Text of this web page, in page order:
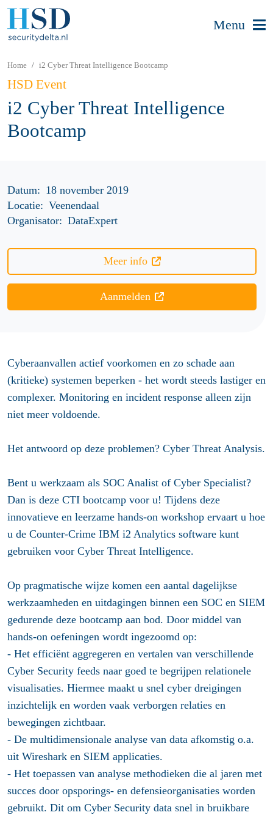
Menu
Home i2 Cyber Threat Intelligence Bootcamp
HSD Event
i2 Cyber Threat Intelligence
Bootcamp
Datum: 18 november 2019
Locatie: Veenendaal
Organisator: DataExpert
Meer info
Aanmelden
Cyberaanvallen actief voorkomen en zo schade aan
(kritieke) systemen beperken - het wordt steeds lastiger en
complexer. Monitoring en incident response alleen zijn
niet meer voldoende.
Het antwoord op deze problemen? Cyber Threat Analysis.
Bent u werkzaam als SOC Analist of Cyber Specialist?
Dan is deze CTI bootcamp voor u! Tijdens deze
innovatieve en leerzame hands-on workshop ervaart u hoe
u de Counter-Crime IBM i2 Analytics software kunt
gebruiken voor Cyber Threat Intelligence.
Op pragmatische wijze komen een aantal dagelijkse
werkzaamheden en uitdagingen binnen een SOC en SIEM
gedurende deze bootcamp aan bod. Door middel van
hands-on oefeningen wordt ingezoomd op:
- Het efficiënt aggregeren en vertalen van verschillende
Cyber Security feeds naar goed te begrijpen relationele
visualisaties. Hiermee maakt u snel cyber dreigingen
inzichtelijk en worden vaak verborgen relaties en
bewegingen zichtbaar.
- De multidimensionale analyse van data afkomstig o.a.
uit Wireshark en SIEM applicaties.
- Het toepassen van analyse methodieken die al jaren met
succes door opsporings- en defensieorganisaties worden
gebruikt. Dit om Cyber Security data snel in bruikbare